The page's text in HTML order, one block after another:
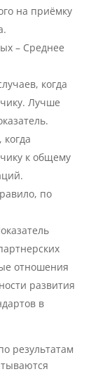
на приёмку
– Среднее
когда
Лучше
к общему
по
отношения
развития
в
результатам